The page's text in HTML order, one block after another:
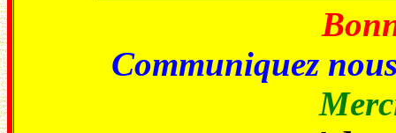
Communiquez